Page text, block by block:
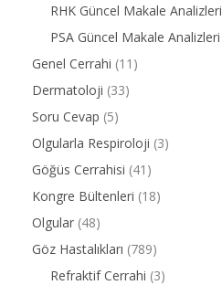
RHK Güncel Makale Analizleri
PSA Güncel Makale Analizleri
Genel Cerrahi (11)
Dermatoloji (33)
Soru Cevap (5)
Olgularla Respiroloji (3)
Göğüs Cerrahisi (41)
Kongre Bültenleri (18)
Olgular (48)
Göz Hastalıkları (789)
Refraktif Cerrahi (3)